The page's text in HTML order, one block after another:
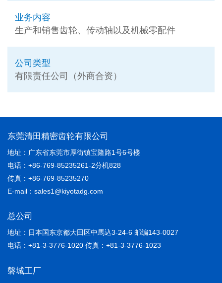
业务内容
生产和销售齿轮、传动轴以及机械零配件
公司类型
有限责任公司（外商合资）
东莞清田精密齿轮有限公司
地址：广东省东莞市厚街镇宝隆路1号6号楼
电话：+86-769-85235261-2分机828
传真：+86-769-85235270
E-mail：sales1@kiyotadg.com
总公司
地址：日本国东京都大田区中馬込3-24-6 邮编143-0027
电话：+81-3-3776-1020 传真：+81-3-3776-1023
磐城工厂